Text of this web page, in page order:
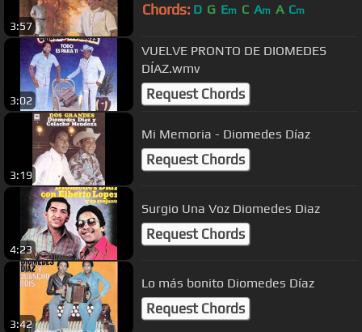
3:57
Chords: D G Em C Am A Cm
3:02
VUELVE PRONTO DE DIOMEDES
DÍAZ.wmv
Request Chords
3:19
Mi Memoria - Diomedes Díaz
Request Chords
4:23
Surgio Una Voz Diomedes Diaz
Request Chords
3:42
Lo más bonito Diomedes Díaz
Request Chords